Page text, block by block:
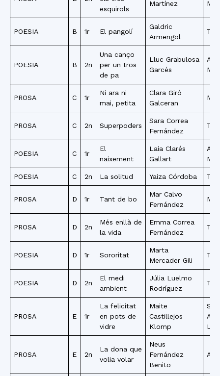
esquirols
Martínez Mar
POESIA B 1r El pangolí
Galdric
Armengol
Teià
POESIA B 2n
Una canço
per un tros
de pa
Lluc Grabulosa
Garcés
Mar
PROSA C 1r
Ni ara ni
mai, petita
Clara Giró
Galceran
PROSA C 2n Superpoders
Sara Correa
Fernández
POESIA C 1r
El
naixement
Laia Clarés
Gallart
Mar
POESIA C 2n La solitud Yaiza Córdoba
PROSA D 1r Tant de bo
Mar Calvo
Fernández
PROSA D 2n
Més enllà de
la vida
Emma Correa
Fernández
POESIA D 1r Sororitat
Marta
Mercader Gili
POESIA D 2n
El medi
ambient
Júlia Luelmo
Rodríguez
PROSA E 1r
La felicitat
en pots de
vidre
Maite
Castillejos
Klomp
PROSA E 2n
La dona que
volia volar
Neus
Fernández
Benito